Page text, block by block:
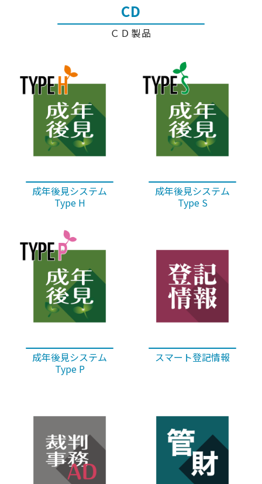
CD
ＣＤ製品
成年後見システム
Type H
成年後見システム
Type S
成年後見システム
Type P
スマート登記情報